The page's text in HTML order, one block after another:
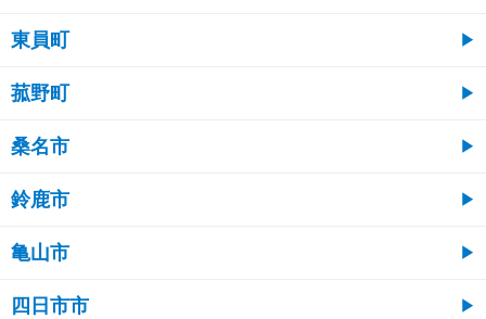
東員町
菰野町
桑名市
鈴鹿市
亀山市
四日市市